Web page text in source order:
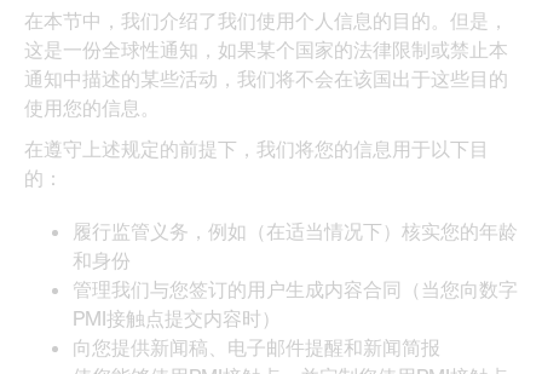
在本节中，我们介绍了我们使用个人信息的目的。但是，
这是一份全球性通知，如果某个国家的法律限制或禁止本
通知中描述的某些活动，我们将不会在该国出于这些目的
使用您的信息。
在遵守上述规定的前提下，我们将您的信息用于以下目
的：
履行监管义务，例如（在适当情况下）核实您的年龄
和身份
管理我们与您签订的用户生成内容合同（当您向数字
PMI接触点提交内容时）
向您提供新闻稿、电子邮件提醒和新闻简报